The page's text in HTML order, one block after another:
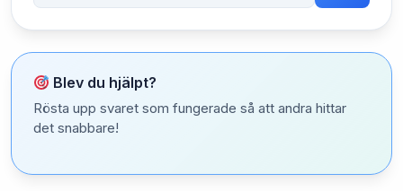
Blev du hjälpt?
Rösta upp svaret som fungerade så att andra hittar
det snabbare!